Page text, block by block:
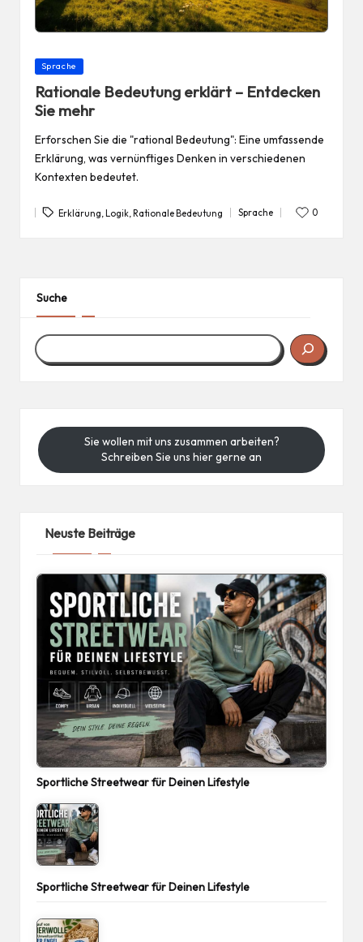
Posted
Sprache
Rationale Bedeutung erklärt – Entdecken
Sie mehr
Erforschen Sie die "rational Bedeutung": Eine umfassende
Erklärung, was vernünftiges Denken in verschiedenen
Kontexten bedeutet.
Tags: Erklärung ,Logik ,Rationale Bedeutung
Posted
Sprache 0
Suche
Sie wollen mit uns zusammen arbeiten?
Schreiben Sie uns hier gerne an
Neuste Beiträge
Sportliche Streetwear für Deinen Lifestyle
Sportliche Streetwear für Deinen Lifestyle